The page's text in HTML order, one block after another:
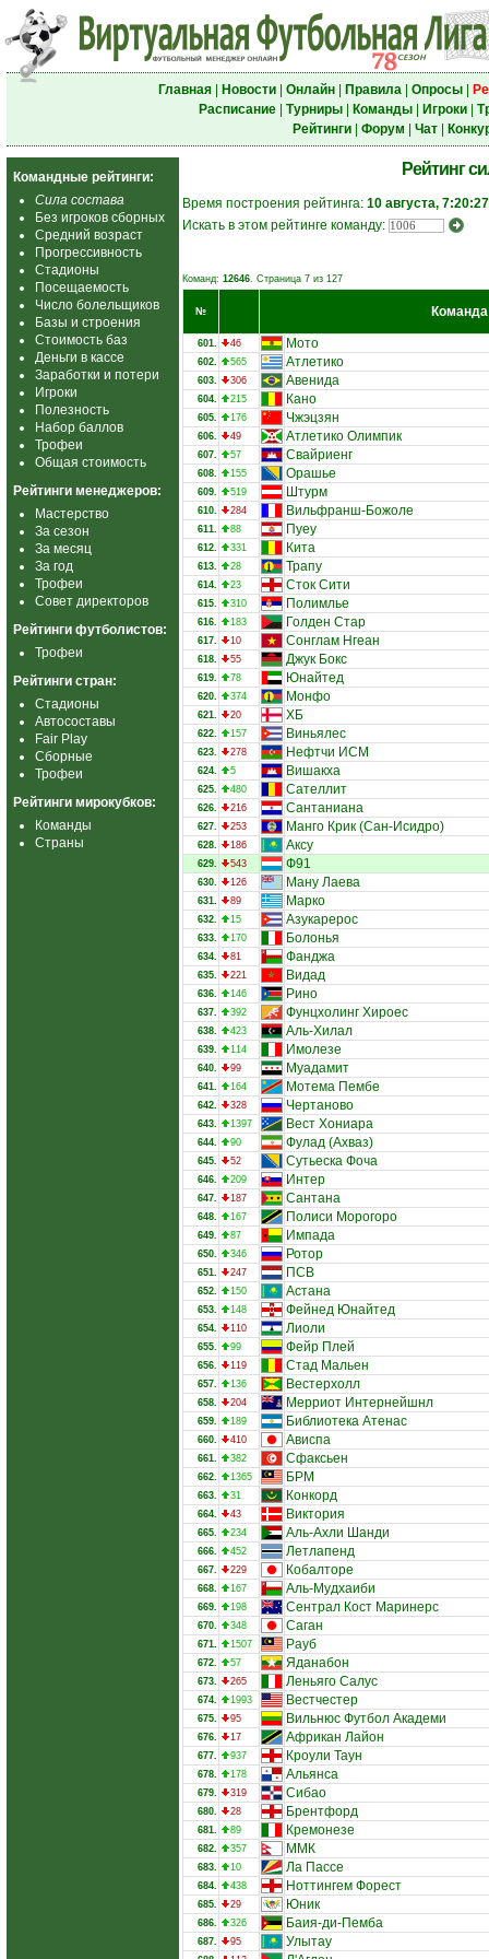
Главная| Новости| Онлайн| Правила| Опросы|
Расписание| Турниры| Команды| Игроки|
Рейтинги| Форум Чат|
Командные рейтинги:
Сила состава
Без игроков сборных
Средний возраст
Прогрессивность
Стадионы
Посещаемость
Число болельщиков
Базы и строения
Стоимость баз
Деньги в кассе
Заработки и потери
Игроки
Полезность
Набор баллов
Трофеи
Общая стоимость
Рейтинги менеджеров:
Мастерство
За сезон
За месяц
За год
Трофеи
Совет директоров
Рейтинги футболистов:
Трофеи
Рейтинги стран:
Стадионы
Автосоставы
Fair Play
Сборные
Трофеи
Рейтинги мирокубков:
Команды
Страны
Рейтинг
Время построения рейтинга: 10 августа, 7:20:27
Искать в этом рейтинге команду:
Команд: 12646. Страница 7 из 127
№ Команда
601. 46 Мото
602. 565 Атлетико
603. 306 Авенида
604. 215 Кано
605. 176 Чжэцзян
606. 49 Атлетико Олимпик
607. 57 Свайриенг
608. 155 Орашье
609. 519 Штурм
610. 284 Вильфранш-Божоле
611. 88 Пуеу
612. 331 Кита
613. 28 Трапу
614. 23 Сток Сити
615. 310 Полимлье
616. 183 Голден Стар
617. 10 Сонглам Нгеан
618. 55 Джук Бокс
619. 78 Юнайтед
620. 374 Монфо
621. 20 ХБ
622. 157 Виньялес
623. 278 Нефтчи ИСМ
624. 5 Вишакха
625. 480 Сателлит
626. 216 Сантаниана
627. 253 Манго Крик (Сан-Исидро)
628. 186 Аксу
629. 543 Ф91
630. 126 Ману Лаева
631. 89 Марко
632. 15 Азукарерос
633. 170 Болонья
634. 81 Фанджа
635. 221 Видад
636. 146 Рино
637. 392 Фунцхолинг Хироес
638. 423 Аль-Хилал
639. 114 Имолезе
640. 99 Муадамит
641. 164 Мотема Пембе
642. 328 Чертаново
643. 1397 Вест Хониара
644. 90 Фулад (Ахваз)
645. 52 Сутьеска Фоча
646. 209 Интер
647. 187 Сантана
648. 167 Полиси Морогоро
649. 87 Импада
650. 346 Ротор
651. 247 ПСВ
652. 150 Астана
653. 148 Фейнед Юнайтед
654. 110 Лиоли
655. 99 Фейр Плей
656. 119 Стад Мальен
657. 136 Вестерхолл
658. 204 Мерриот Интернейшнл
659. 189 Библиотека Атенас
660. 410 Ависпа
661. 382 Сфаксьен
662. 1365 БРМ
663. 31 Конкорд
664. 43 Виктория
665. 234 Аль-Ахли Шанди
666. 452 Летлапенд
667. 229 Кобалторе
668. 167 Аль-Мудхаиби
669. 198 Сентрал Кост Маринерс
670. 348 Саган
671. 1507 Рауб
672. 57 Яданабон
673. 265 Леньяго Салус
674. 1993 Вестчестер
675. 95 Вильнюс Футбол Академи
676. 17 Африкан Лайон
677. 937 Кроули Таун
678. 178 Альянса
679. 319 Сибао
680. 28 Брентфорд
681. 89 Кремонезе
682. 357 ММК
683. 10 Ла Пассе
684. 438 Ноттингем Форест
685. 29 Юник
686. 326 Баия-ди-Пемба
687. 95 Улытау